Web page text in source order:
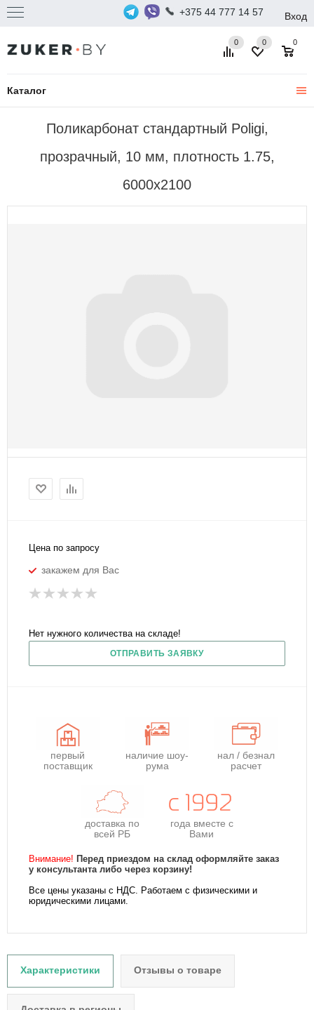
+375 44 777 14 57 Вход
Каталог
0 0
0
Поликарбонат стандартный Poligi,
прозрачный, 10 мм, плотность 1.75,
6000x2100
Цена по запросу
закажем для Вас
Нет нужного количества на складе!
ОТПРАВИТЬ ЗАЯВКУ
первый
поставщик
наличие шоу-
рума
нал / безнал
расчет
доставка по
всей РБ
года вместе с
Вами
Внимание! Перед приездом на склад оформляйте заказ
у консультанта либо через корзину!
Все цены указаны с НДС. Работаем с физическими и
юридическими лицами.
Характеристики Отзывы о товаре